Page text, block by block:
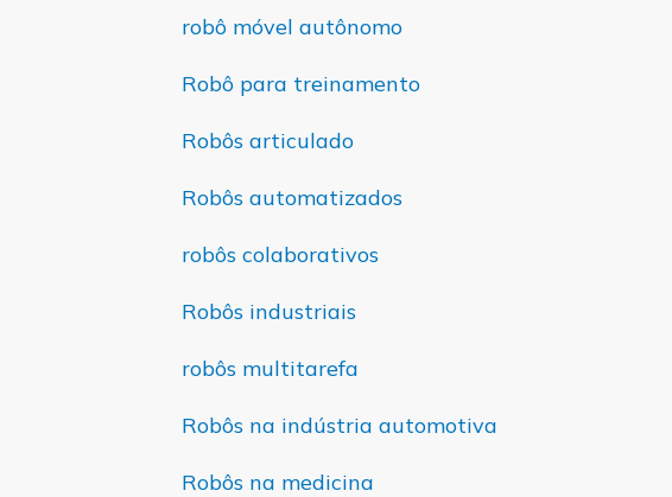
robô móvel autônomo
Robô para treinamento
Robôs articulado
Robôs automatizados
robôs colaborativos
Robôs industriais
robôs multitarefa
Robôs na indústria automotiva
Robôs na medicina